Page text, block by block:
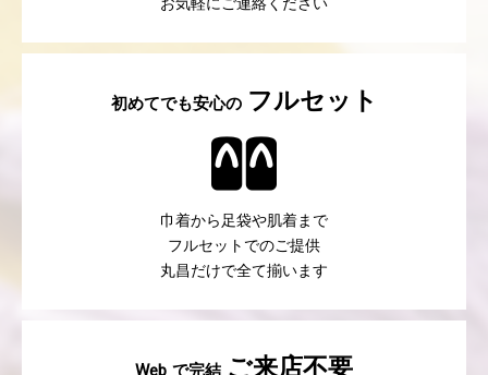
初めてでも安心の フルセット
巾着から足袋や肌着まで
フルセットでのご提供
丸昌だけで全て揃います
Web で完結 ご来店不要